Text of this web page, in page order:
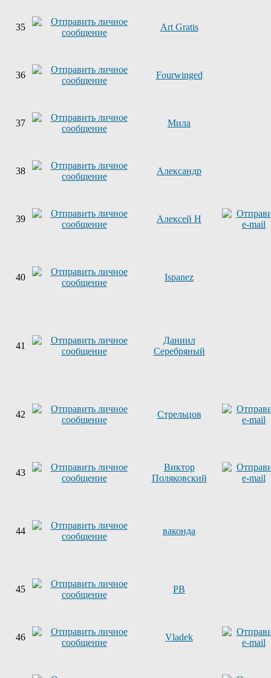
35 Art Gratis
36 Fourwinged
37 Мила
38 Александр
39 Алексей Н
40 Ispanez
41
Даниил
Серебряный
42 Стрельцов
43
Виктор
Поляковский
44 ваконда
45 PB
46 Vladek